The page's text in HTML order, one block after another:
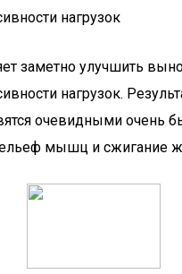
нагрузок
заметно улучшить
нагрузок.
очевидными очень
мышц и сжигание